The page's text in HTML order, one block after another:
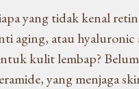
yang tidak kenal
aging, atau hyaluronic
kulit lembap?
yang menjaga